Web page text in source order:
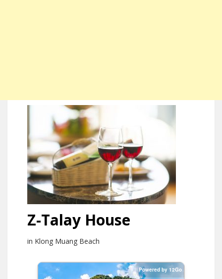
Z-Talay House
in Klong Muang Beach